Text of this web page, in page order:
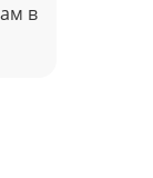
в